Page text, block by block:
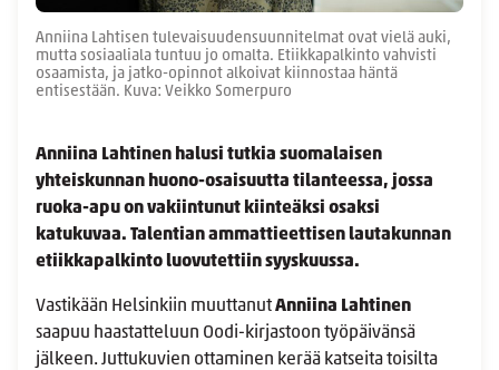
Anniina Lahtisen tulevaisuudensuunnitelmat ovat vielä auki,
mutta sosiaaliala tuntuu jo omalta. Etiikkapalkinto vahvisti
osaamista, ja jatko-opinnot alkoivat kiinnostaa häntä
entisestään. Kuva: Veikko Somerpuro
Anniina Lahtinen halusi tutkia suomalaisen
yhteiskunnan huono-osaisuutta tilanteessa, jossa
ruoka-apu on vakiintunut kiinteäksi osaksi
katukuvaa. Talentian ammattieettisen lautakunnan
etiikkapalkinto luovutettiin syyskuussa.
Vastikään Helsinkiin muuttanutAnniina Lahtinen
saapuu haastatteluun Oodi-kirjastoon työpäivänsä
jälkeen. Juttukuvien ottaminen kerää katseita toisilta